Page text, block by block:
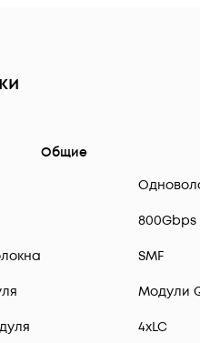
Общие
800Gbps
SMF
Модули
4xLC